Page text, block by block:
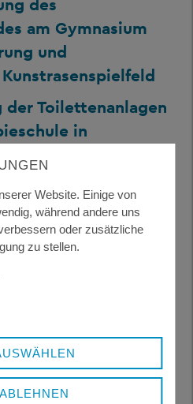
am Gymnasium
und
der Toilettenanlagen
in
Storage-Cluster
Freyung-
Storage-
der Brücke über
Tragwerksplanung
WK BS BA3 -
Website. Einige von
während andere uns
oder zusätzliche
zu stellen.